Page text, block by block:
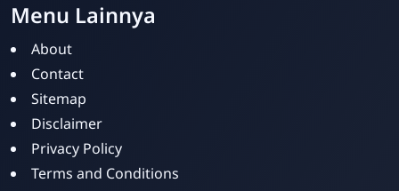
Menu Lainnya
About
Contact
Sitemap
Disclaimer
Privacy Policy
Terms and Conditions